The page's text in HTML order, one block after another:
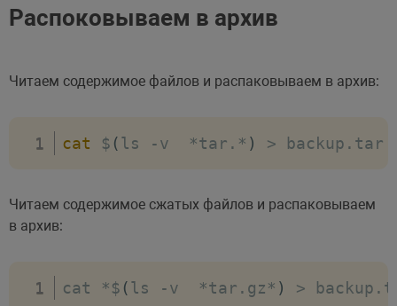
Распоковываем в архив
Читаем содержимое файлов и распаковываем в архив:
cat $ (ls -v *tar . * ) > backup . tar
Читаем содержимое сжатых файлов и распаковываем
в архив:
cat *$ (ls -v *tar . gz* ) > backup .